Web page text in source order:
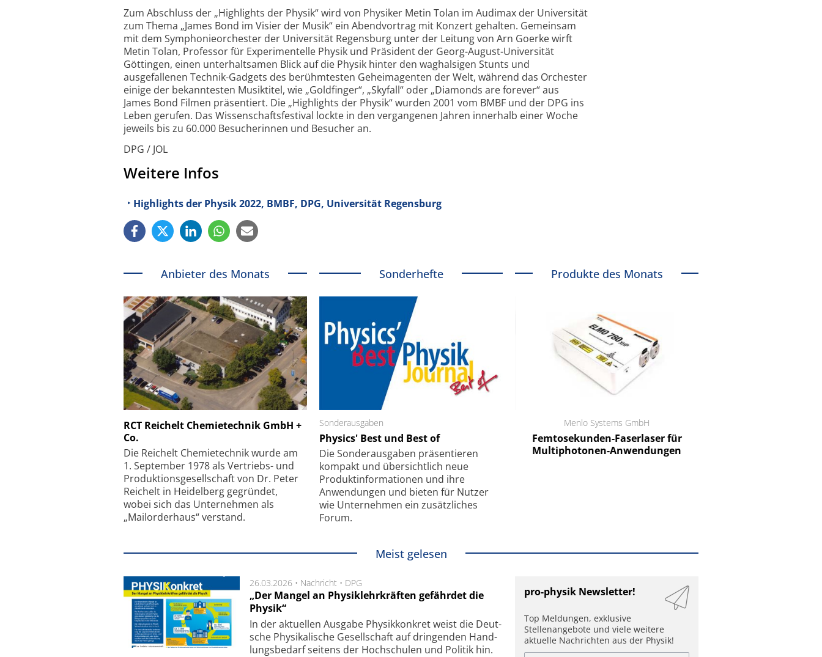
Zum Abschluss der „Highlights der Physik“ wird von Physiker Metin Tolan im Audimax der Universität
zum Thema „James Bond im Visier der Musik“ ein Abendvortrag mit Konzert gehalten. Gemeinsam
mit dem Symphonie­orchester der Universität Regensburg unter der Leitung von Arn Goerke wirft
Metin Tolan, Professor für Experi­mentelle Physik und Präsident der Georg-August-Universität
Göttingen, einen unterhaltsamen Blick auf die Physik hinter den waghalsigen Stunts und
ausgefallenen Technik-Gadgets des berühmtesten Geheimagenten der Welt, während das Orchester
einige der bekann­testen Musiktitel, wie „Goldfinger“, „Skyfall“ oder „Diamonds are forever“ aus
James Bond Filmen präsentiert. Die „Highlights der Physik“ wurden 2001 vom BMBF und der DPG ins
Leben gerufen. Das Wissenschaftsfestival lockte in den vergangenen Jahren innerhalb einer Woche
jeweils bis zu 60.000 Besucherinnen und Besucher an.
DPG / JOL
Weitere Infos
Highlights der Physik 2022, BMBF, DPG, Universität Regensburg
Anbieter des Monats
RCT Reichelt Chemietechnik GmbH +
Co.
Die Reichelt Chemietechnik wurde am
1. September 1978 als Vertriebs- und
Produktionsgesellschaft von Dr. Peter
Reichelt in Heidelberg gegründet,
wobei sich das Unternehmen als
„Mailorderhaus“ verstand.
Sonderhefte
Sonderausgaben
Physics' Best und Best of
Die Sonder­ausgaben präsentieren
kompakt und übersichtlich neue
Produkt­informationen und ihre
Anwendungen und bieten für Nutzer
wie Unternehmen ein zusätzliches
Forum.
Produkte des Monats
Schäfter + Kirchhoff GmbH
Feinfokussierungsmechanismus
Elektronenmikroskopie auf
kleinstem Raum
Menlo Systems GmbH
Femtosekunden-Faserlaser für
Multiphotonen-Anwendungen
Meist gelesen
26.03.2026 • Nachricht • DPG
„Der Mangel an Physiklehrkräften gefährdet die
Physik“
In der aktu­el­len Aus­ga­be Physik­konkret weist die Deut­
sche Phy­si­ka­li­sche Ge­sell­schaft auf dring­en­den Hand­
lungs­be­darf sei­tens der Hoch­schu­len und Po­li­tik hin.
pro-physik Newsletter!
Top Meldungen, exklusive
Stellenangebote und viele weitere
aktuelle Nachrichten aus der Physik!